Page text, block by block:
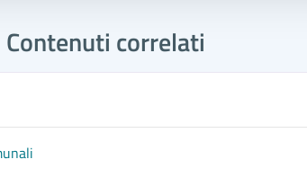
Contenuti correlati